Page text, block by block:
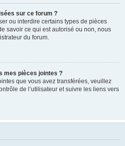
sur ce forum ?
ou interdire certains types de pièces
savoir ce qui est autorisé ou non, nous
du forum.
mes pièces jointes ?
que vous avez transférées, veuillez
de l’utilisateur et suivre les liens vers